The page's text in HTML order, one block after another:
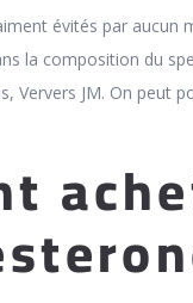
évités par aucun
la composition du
Ververs JM. On peut